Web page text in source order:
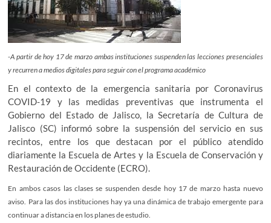
-A partir de hoy 17 de marzo ambas instituciones suspenden las lecciones presenciales
y recurren a medios digitales para seguir con el programa académico
En el contexto de la emergencia sanitaria por Coronavirus
COVID-19 y las medidas preventivas que instrumenta el
Gobierno del Estado de Jalisco, la Secretaría de Cultura de
Jalisco (SC) informó sobre la suspensión del servicio en sus
recintos, entre los que destacan por el público atendido
diariamente la Escuela de Artes y la Escuela de Conservación y
Restauración de Occidente (ECRO).
En ambos casos las clases se suspenden desde hoy 17 de marzo hasta nuevo
aviso. Para las dos instituciones hay ya una dinámica de trabajo emergente para
continuar a distancia en los planes de estudio.